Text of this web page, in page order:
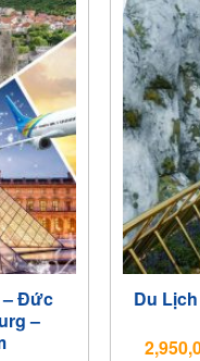
– Đức
–
Du